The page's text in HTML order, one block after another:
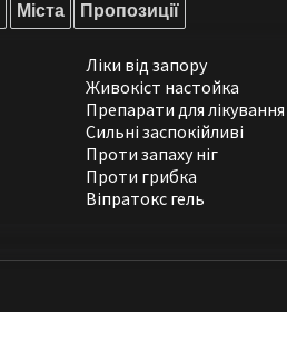
Міста Пропозиції
Ліки від запору
Живокіст настойка
Препарати для лікування
Сильні заспокійливі
Проти запаху ніг
Проти грибка
Віпратокс гель